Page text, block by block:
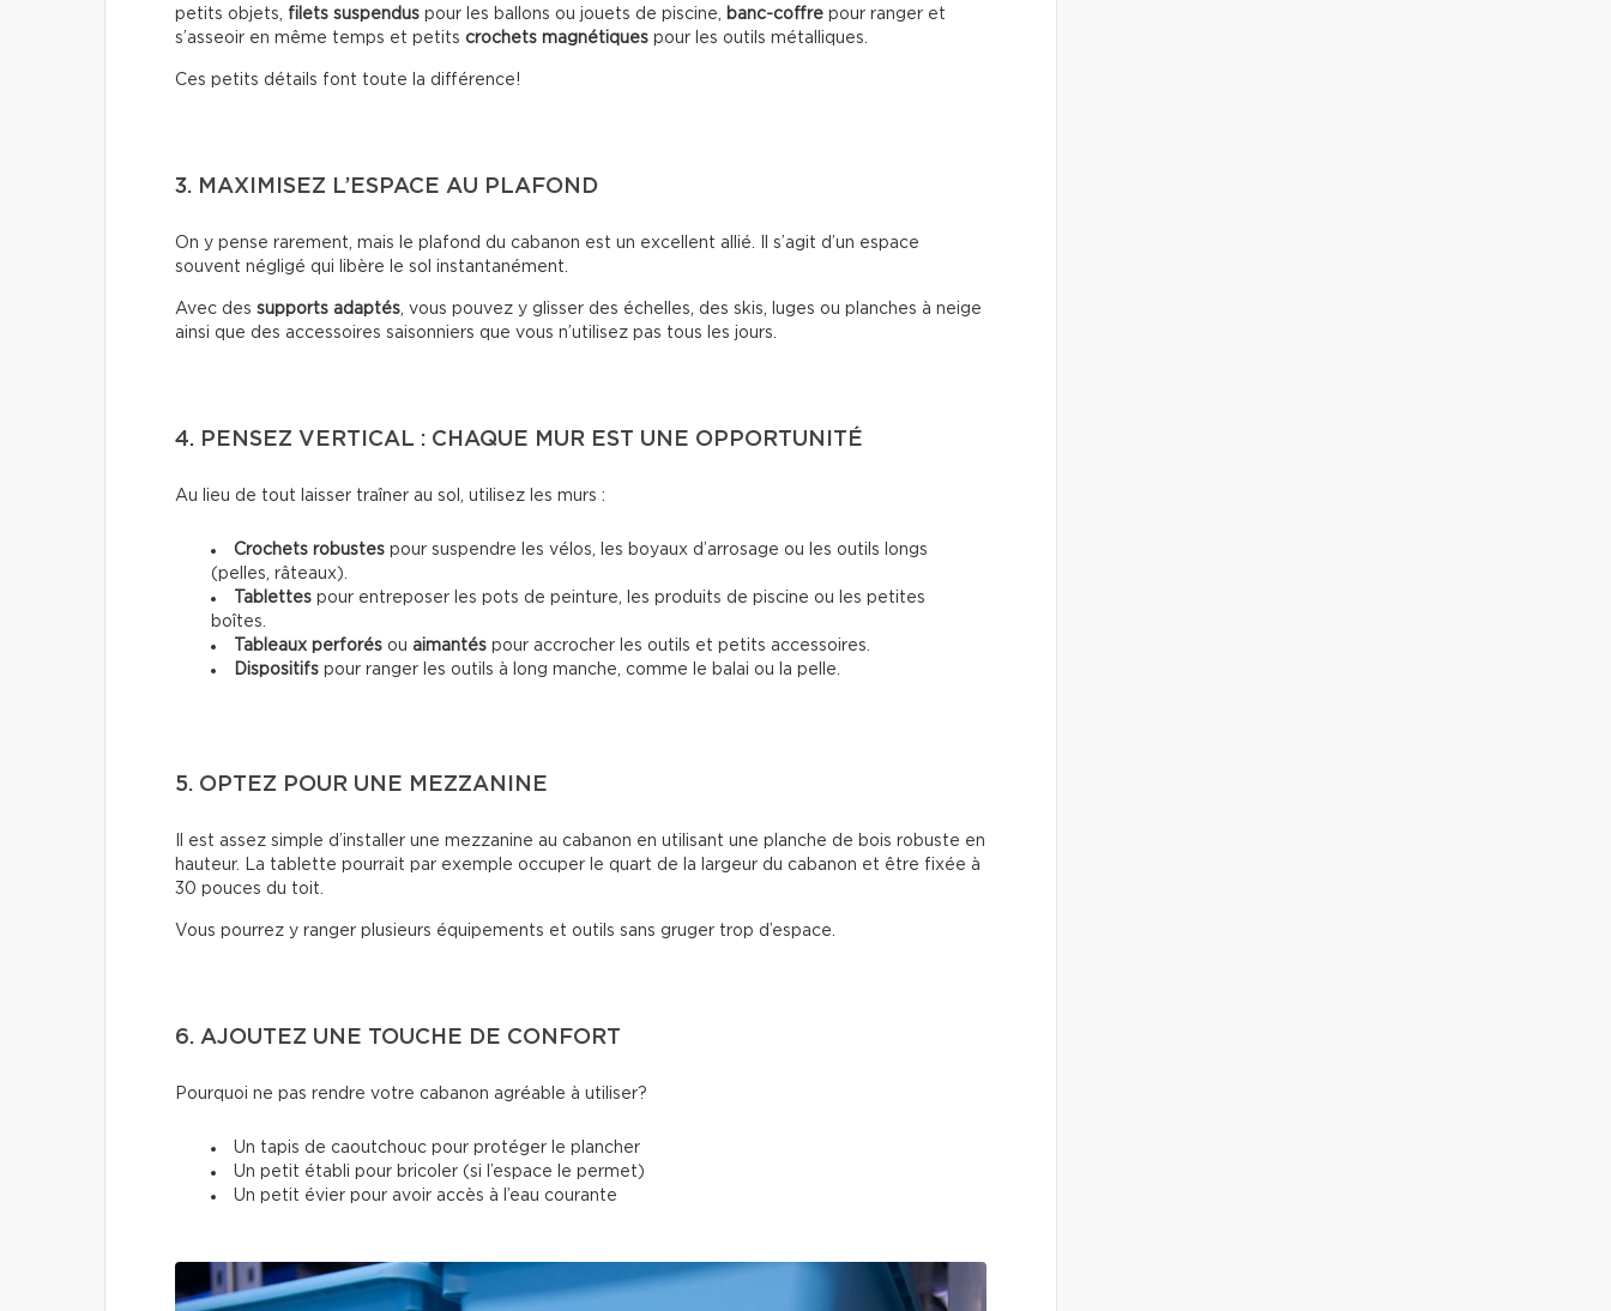
petits objets, filets suspendus pour les ballons ou jouets de piscine, banc-coffre pour ranger et
s’asseoir en même temps et petits crochets magnétiques pour les outils métalliques.
Ces petits détails font toute la différence!
3. MAXIMISEZ L’ESPACE AU PLAFOND
On y pense rarement, mais le plafond du cabanon est un excellent allié. Il s’agit d’un espace
souvent négligé qui libère le sol instantanément.
Avec des supports adaptés, vous pouvez y glisser des échelles, des skis, luges ou planches à neige
ainsi que des accessoires saisonniers que vous n’utilisez pas tous les jours.
4. PENSEZ VERTICAL : CHAQUE MUR EST UNE OPPORTUNITÉ
Au lieu de tout laisser traîner au sol, utilisez les murs :
Crochets robustes pour suspendre les vélos, les boyaux d’arrosage ou les outils longs
(pelles, râteaux).
Tablettes pour entreposer les pots de peinture, les produits de piscine ou les petites
boîtes.
Tableaux perforés ou aimantés pour accrocher les outils et petits accessoires.
Dispositifs pour ranger les outils à long manche, comme le balai ou la pelle.
5. OPTEZ POUR UNE MEZZANINE
Il est assez simple d’installer une mezzanine au cabanon en utilisant une planche de bois robuste en
hauteur. La tablette pourrait par exemple occuper le quart de la largeur du cabanon et être fixée à
30 pouces du toit.
Vous pourrez y ranger plusieurs équipements et outils sans gruger trop d’espace.
6. AJOUTEZ UNE TOUCHE DE CONFORT
Pourquoi ne pas rendre votre cabanon agréable à utiliser?
Un tapis de caoutchouc pour protéger le plancher
Un petit établi pour bricoler (si l’espace le permet)
Un petit évier pour avoir accès à l’eau courante